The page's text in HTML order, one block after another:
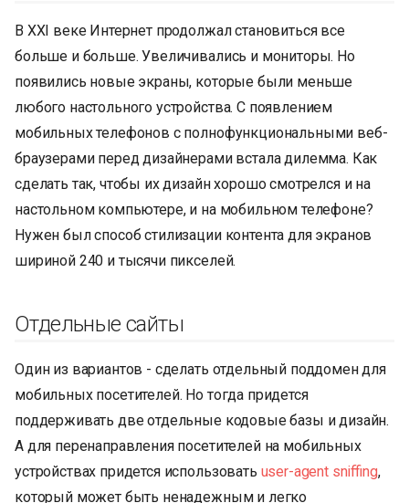
В XXI веке Интернет продолжал становиться все
больше и больше. Увеличивались и мониторы. Но
появились новые экраны, которые были меньше
любого настольного устройства. С появлением
мобильных телефонов с полнофункциональными веб-
браузерами перед дизайнерами встала дилемма. Как
сделать так, чтобы их дизайн хорошо смотрелся и на
настольном компьютере, и на мобильном телефоне?
Нужен был способ стилизации контента для экранов
шириной 240 и тысячи пикселей.
Отдельные сайты
Один из вариантов - сделать отдельный поддомен для
мобильных посетителей. Но тогда придется
поддерживать две отдельные кодовые базы и дизайн.
А для перенаправления посетителей на мобильных
устройствах придется использовать user-agent sniffing,
который может быть ненадежным и легко